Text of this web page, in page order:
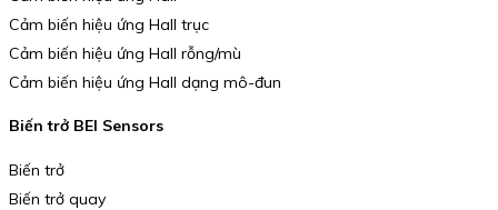
Cảm biến hiệu ứng Hall trục
Cảm biến hiệu ứng Hall rỗng/mù
Cảm biến hiệu ứng Hall dạng mô-đun
Biến trở BEI Sensors
Biến trở
Biến trở quay